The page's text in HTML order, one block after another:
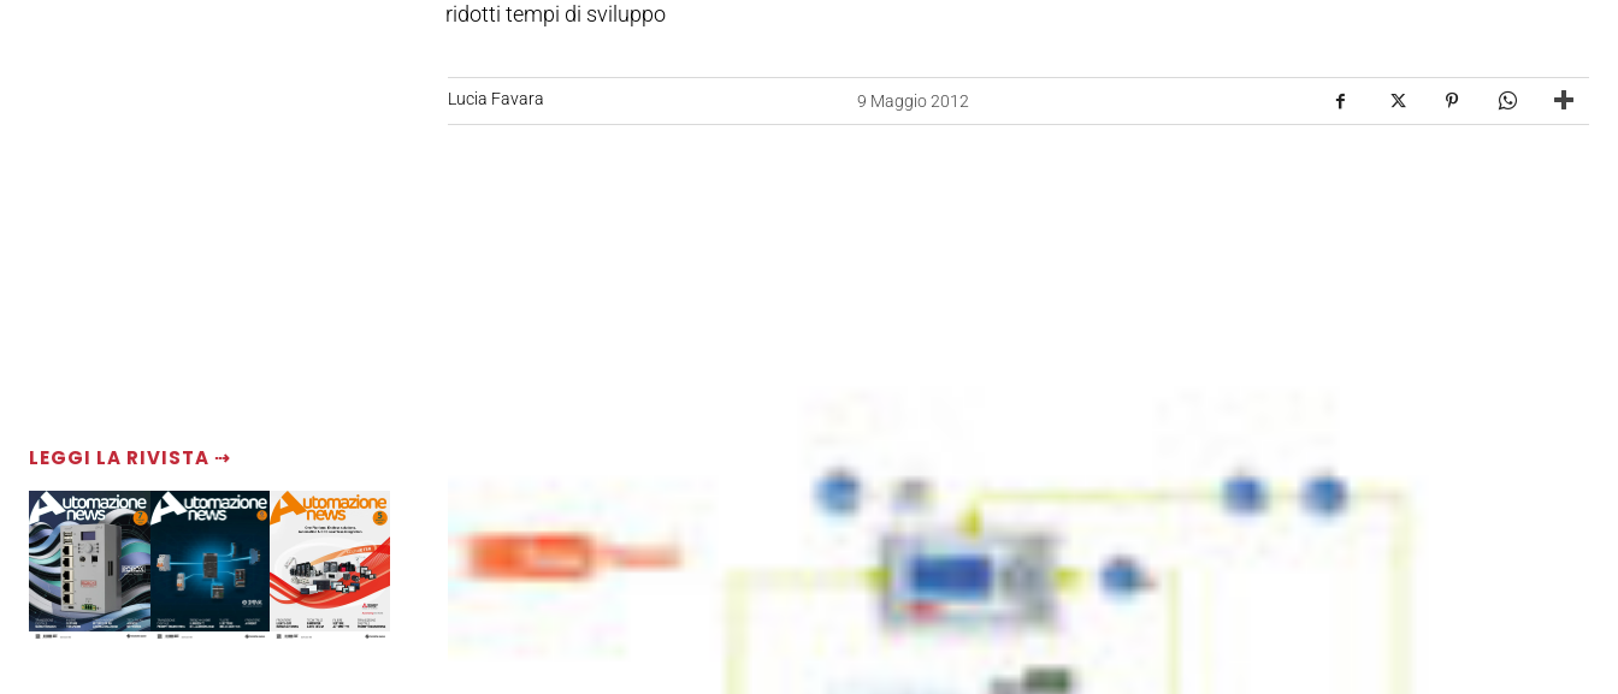
ridotti tempi di sviluppo
LEGGI LA RIVISTA ⇢
Lucia Favara 9 Maggio 2012